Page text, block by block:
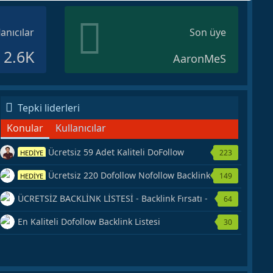
2.6K
Son üye
AaronMeS
Tepki liderleri
Konular
Kullanıcılar
HEDİYE Ücretsiz 59 Adet Kaliteli DoFollow
Backlink Kaynağı Veriyorum.
223
HEDİYE Ücretsiz 220 Dofollow Nofollow Backlink
Veriyorum
149
ÜCRETSİZ BACKLİNK LİSTESİ - Backlink Fırsatı -
Hemen Yetiş!
64
En Kaliteli Dofollow Backlink Listesi 30